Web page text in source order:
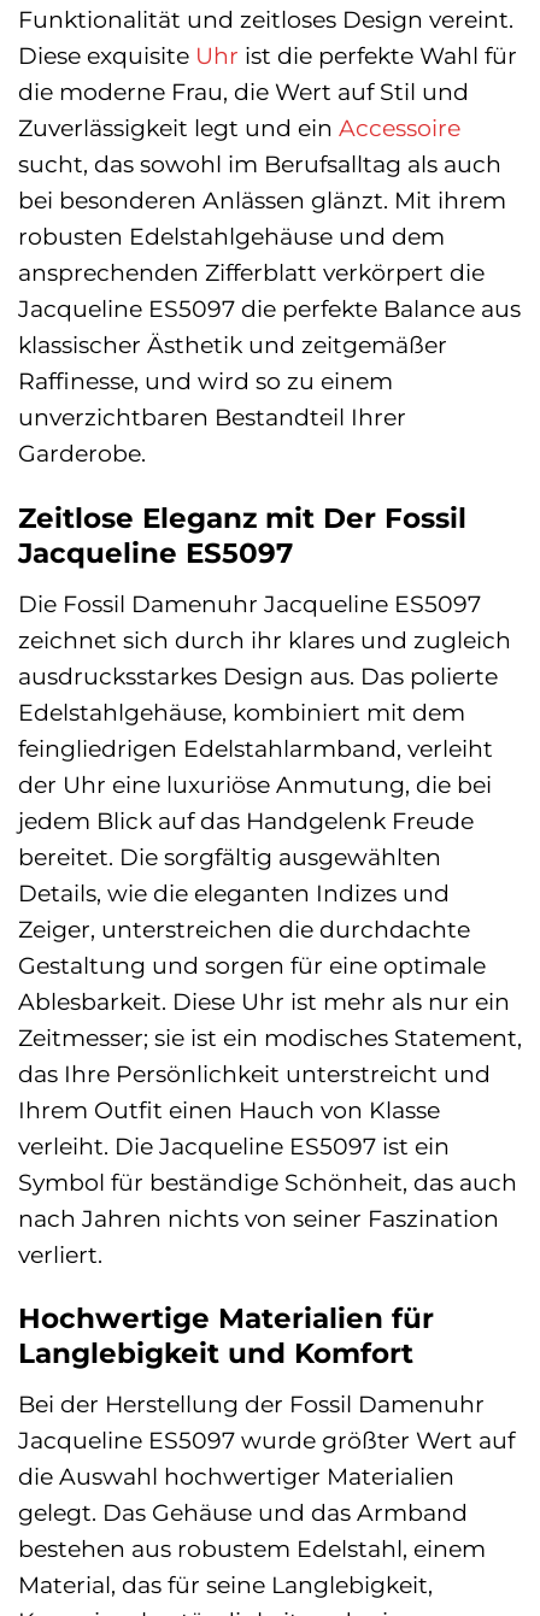
Funktionalität und zeitloses Design vereint.
Diese exquisite Uhr ist die perfekte Wahl für
die moderne Frau, die Wert auf Stil und
Zuverlässigkeit legt und ein Accessoire
sucht, das sowohl im Berufsalltag als auch
bei besonderen Anlässen glänzt. Mit ihrem
robusten Edelstahlgehäuse und dem
ansprechenden Zifferblatt verkörpert die
Jacqueline ES5097 die perfekte Balance aus
klassischer Ästhetik und zeitgemäßer
Raffinesse, und wird so zu einem
unverzichtbaren Bestandteil Ihrer
Garderobe.
Zeitlose Eleganz mit Der Fossil
Jacqueline ES5097
Die Fossil Damenuhr Jacqueline ES5097
zeichnet sich durch ihr klares und zugleich
ausdrucksstarkes Design aus. Das polierte
Edelstahlgehäuse, kombiniert mit dem
feingliedrigen Edelstahlarmband, verleiht
der Uhr eine luxuriöse Anmutung, die bei
jedem Blick auf das Handgelenk Freude
bereitet. Die sorgfältig ausgewählten
Details, wie die eleganten Indizes und
Zeiger, unterstreichen die durchdachte
Gestaltung und sorgen für eine optimale
Ablesbarkeit. Diese Uhr ist mehr als nur ein
Zeitmesser; sie ist ein modisches Statement,
das Ihre Persönlichkeit unterstreicht und
Ihrem Outfit einen Hauch von Klasse
verleiht. Die Jacqueline ES5097 ist ein
Symbol für beständige Schönheit, das auch
nach Jahren nichts von seiner Faszination
verliert.
Hochwertige Materialien für
Langlebigkeit und Komfort
Bei der Herstellung der Fossil Damenuhr
Jacqueline ES5097 wurde größter Wert auf
die Auswahl hochwertiger Materialien
gelegt. Das Gehäuse und das Armband
bestehen aus robustem Edelstahl, einem
Material, das für seine Langlebigkeit,